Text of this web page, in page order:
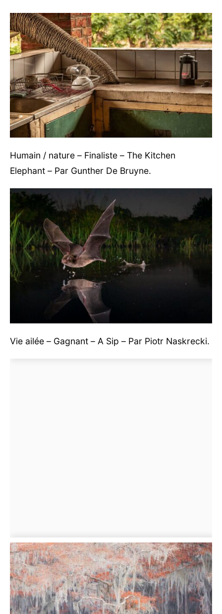
Humain / nature – Finaliste – The Kitchen
Elephant – Par Gunther De Bruyne.
Vie ailée – Gagnant – A Sip – Par Piotr Naskrecki.